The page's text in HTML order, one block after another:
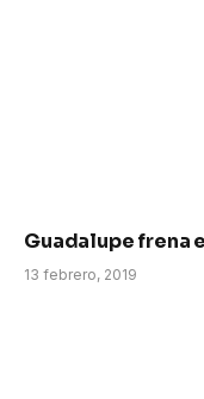
Guadalupe frena
13 febrero, 2019